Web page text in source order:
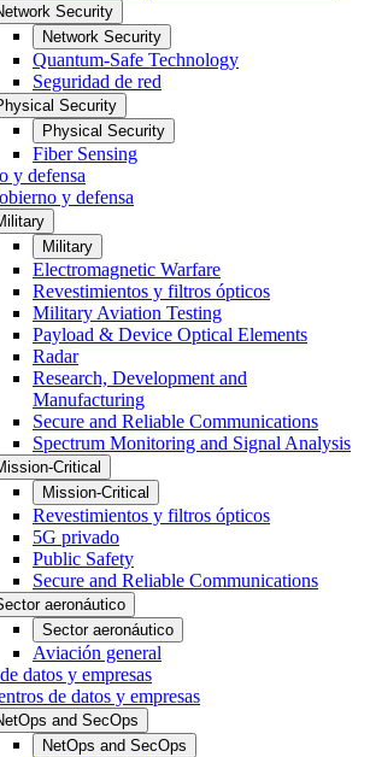
Security
Network Security
Quantum-Safe Technology
Seguridad de red
Security
Physical Security
Fiber Sensing
y defensa
y defensa
Military
Electromagnetic Warfare
Revestimientos y filtros ópticos
Military Aviation Testing
Payload & Device Optical Elements
Radar
Research, Development and
Manufacturing
Secure and Reliable Communications
Spectrum Monitoring and Signal Analysis
Critical
Mission-Critical
Revestimientos y filtros ópticos
5G privado
Public Safety
Secure and Reliable Communications
aeronáutico
Sector aeronáutico
Aviación general
datos y empresas
de datos y empresas
and SecOps
NetOps and SecOps